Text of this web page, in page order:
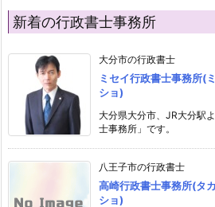
新着の行政書士事務所
大分市の行政書士
ミセイ行政書士事務所(
ショ)
大分県大分市、JR大分駅
士事務所」です。
八王子市の行政書士
高崎行政書士事務所(タ
ショ)